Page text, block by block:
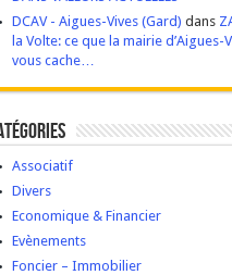
DCAV - Aigues-Vives (Gard) dans
la Volte: ce que la mairie d’Aigues-
vous cache…
Associatif
Divers
Economique & Financier
Evènements
Foncier – Immobilier